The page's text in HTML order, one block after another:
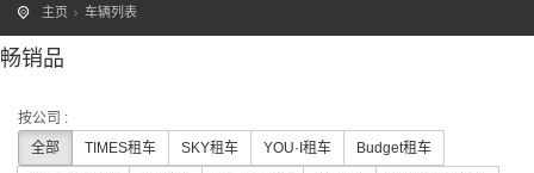
主页 车辆列表
畅销品
按公司 :
全部
TIMES租车 SKY租车 YOU·I租车 Budget租车